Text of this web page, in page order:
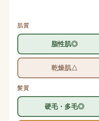
肌質
脂性肌◎
乾燥肌△
髪質
硬毛・多毛◎